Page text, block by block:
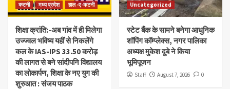
कटनी मध्य प्रदेश हाल -ए-कटनी
शिक्षा क्रांति:-अब गांव में ही मिलेगा
उज्ज्वल भविष्य यहीं से निकलेंगे
कल के IAS-IPS 33.50 करोड़
की लागत से बने सांदीपनि विद्यालय
का लोकार्पण, शिक्षा के नए युग की
शुरुआत : संजय पाठक
Uncategorized
स्टेट बैंक के सामने बनेगा आधुनिक
शॉपिंग कॉम्प्लेक्स, नगर पालिका
अध्यक्ष मुकेश दुबे ने किया
भूमिपूजन
Staff August 7, 2026 0